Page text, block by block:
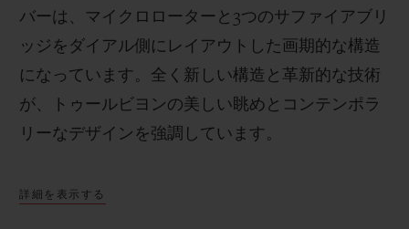
バーは、マイクロローターと 3つのサファイアブリ
ッジをダイアル側にレイアウトした画期的な構造
になっています。全く新しい構造と革新的な技術
が、トゥールビヨンの美しい眺めとコンテンポラ
リーなデザインを強調しています。
詳細を表示する